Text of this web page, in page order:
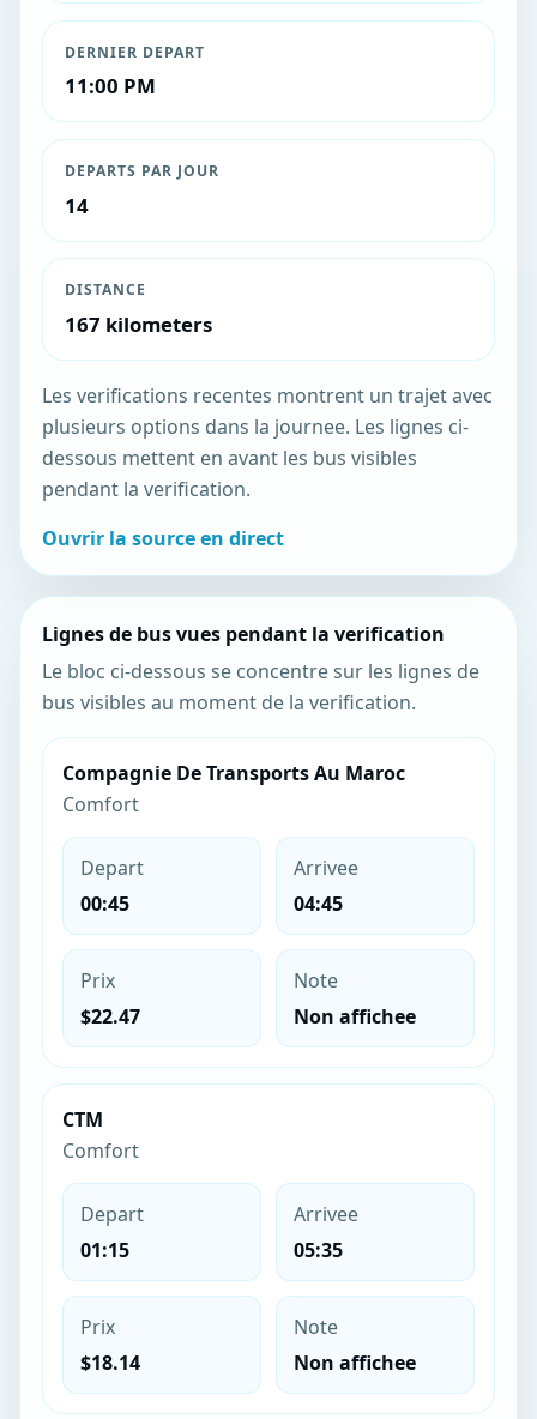
DERNIER DEPART
11:00 PM
DEPARTS PAR JOUR
14
DISTANCE
167 kilometers
Les verifications recentes montrent un trajet avec
plusieurs options dans la journee. Les lignes ci-
dessous mettent en avant les bus visibles
pendant la verification.
Ouvrir la source en direct
Lignes de bus vues pendant la verification
Le bloc ci-dessous se concentre sur les lignes de
bus visibles au moment de la verification.
Compagnie De Transports Au Maroc
Comfort
Depart
00:45
Arrivee
04:45
Prix
$22.47
Note
Non affichee
CTM
Comfort
Depart
01:15
Arrivee
05:35
Prix
$18.14
Note
Non affichee